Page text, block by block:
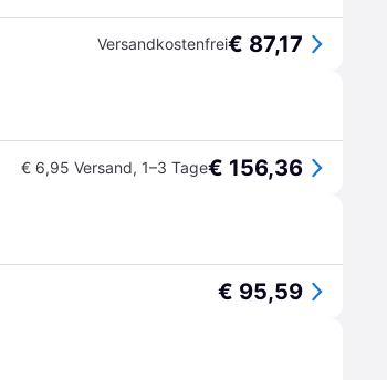
Versandkostenfrei€ 87,17
€ 6,95 Versand, 1–3 Tage€ 156,36
€ 95,59